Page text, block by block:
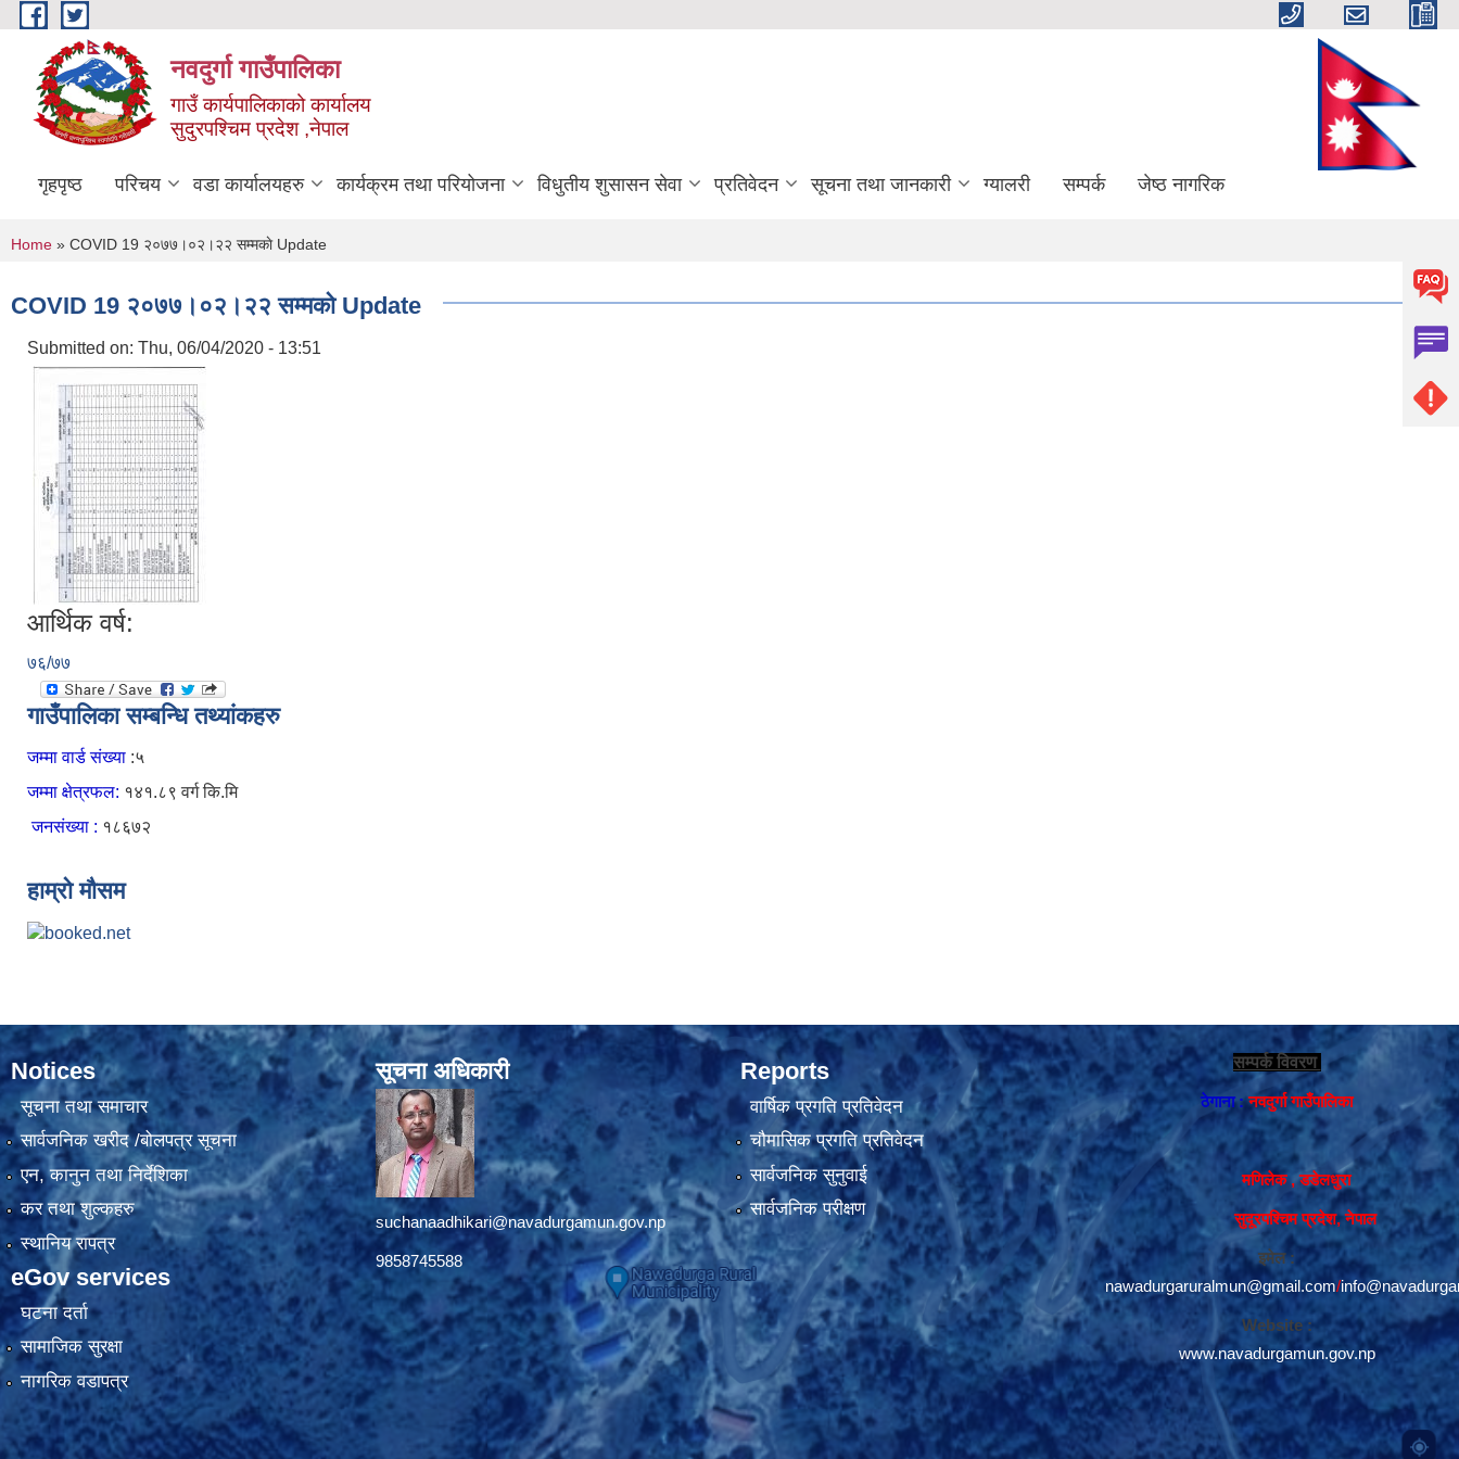
Skip to main content
नवदुर्गा गाउँपालिका
गाउँ कार्यपालिकाको कार्यालय
सुदुरपश्चिम प्रदेश ,नेपाल
गृहपृष्ठ परिचय वडा कार्यालयहरु कार्यक्रम तथा परियोजना विधुतीय शुसासन सेवा प्रतिवेदन सूचना तथा जानकारी ग्यालरी सम्पर्क जेष्ठ नागरिक
You are here
Home » COVID 19 २०७७।०२।२२ सम्मकाे Update
COVID 19 २०७७।०२।२२ सम्मकाे Update
Submitted on: Thu, 06/04/2020 - 13:51
आर्थिक वर्ष:
७६/७७
गाउँपालिका सम्बन्धि तथ्यांकहरु
जम्मा वार्ड संख्या :५
जम्मा क्षेत्रफल: १४१.८९ वर्ग कि.मि
जनसंख्या : १८६७२
हाम्रो मौसम
Notices
सूचना तथा समाचार
सार्वजनिक खरीद /बोलपत्र सूचना
एन, कानुन तथा निर्देशिका
कर तथा शुल्कहरु
स्थानिय रापत्र
eGov services
घटना दर्ता
सामाजिक सुरक्षा
नागरिक वडापत्र
सूचना अधिकारी
suchanaadhikari@navadurgamun.gov.np
9858745588
Reports
वार्षिक प्रगति प्रतिवेदन
चौमासिक प्रगति प्रतिवेदन
सार्वजनिक सुनुवाई
सार्वजनिक परीक्षण
सम्पर्क विवरण
ठेगाना :नवदुर्गा गाउँपालिका
मणिलेक , डडेलधुरा
सुदूरपश्चिम प्रदेश, नेपाल
इमेल :
nawadurgaruralmun@gmail.com/
Website :
www.navadurgamun.gov.np